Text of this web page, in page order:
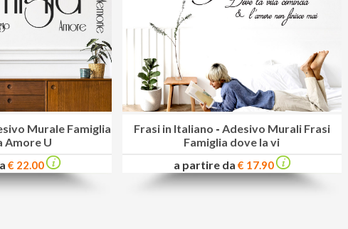
Murale Famiglia
Amore U
€ 22.00
Frasi in Italiano - Adesivo Murali Frasi
Famiglia dove la vi
a partire da € 17.90